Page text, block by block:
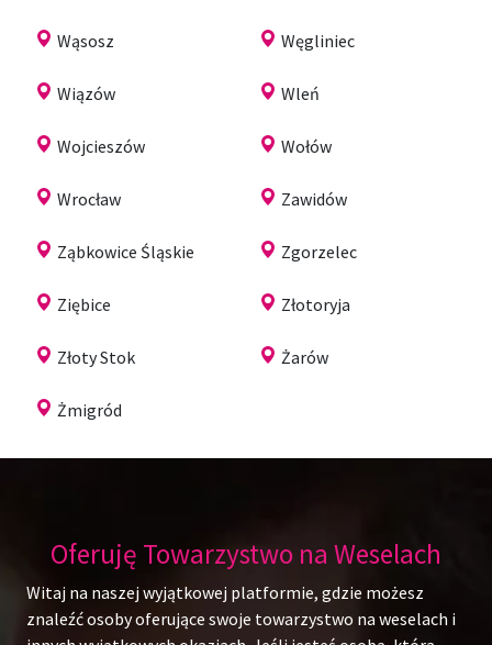
Wąsosz Węgliniec
Wiązów Wleń
Wojcieszów Wołów
Wrocław Zawidów
Ząbkowice Śląskie Zgorzelec
Ziębice Złotoryja
Złoty Stok Żarów
Żmigród
Oferuję Towarzystwo na Weselach
Witaj na naszej wyjątkowej platformie, gdzie możesz
znaleźć osoby oferujące swoje towarzystwo na weselach i